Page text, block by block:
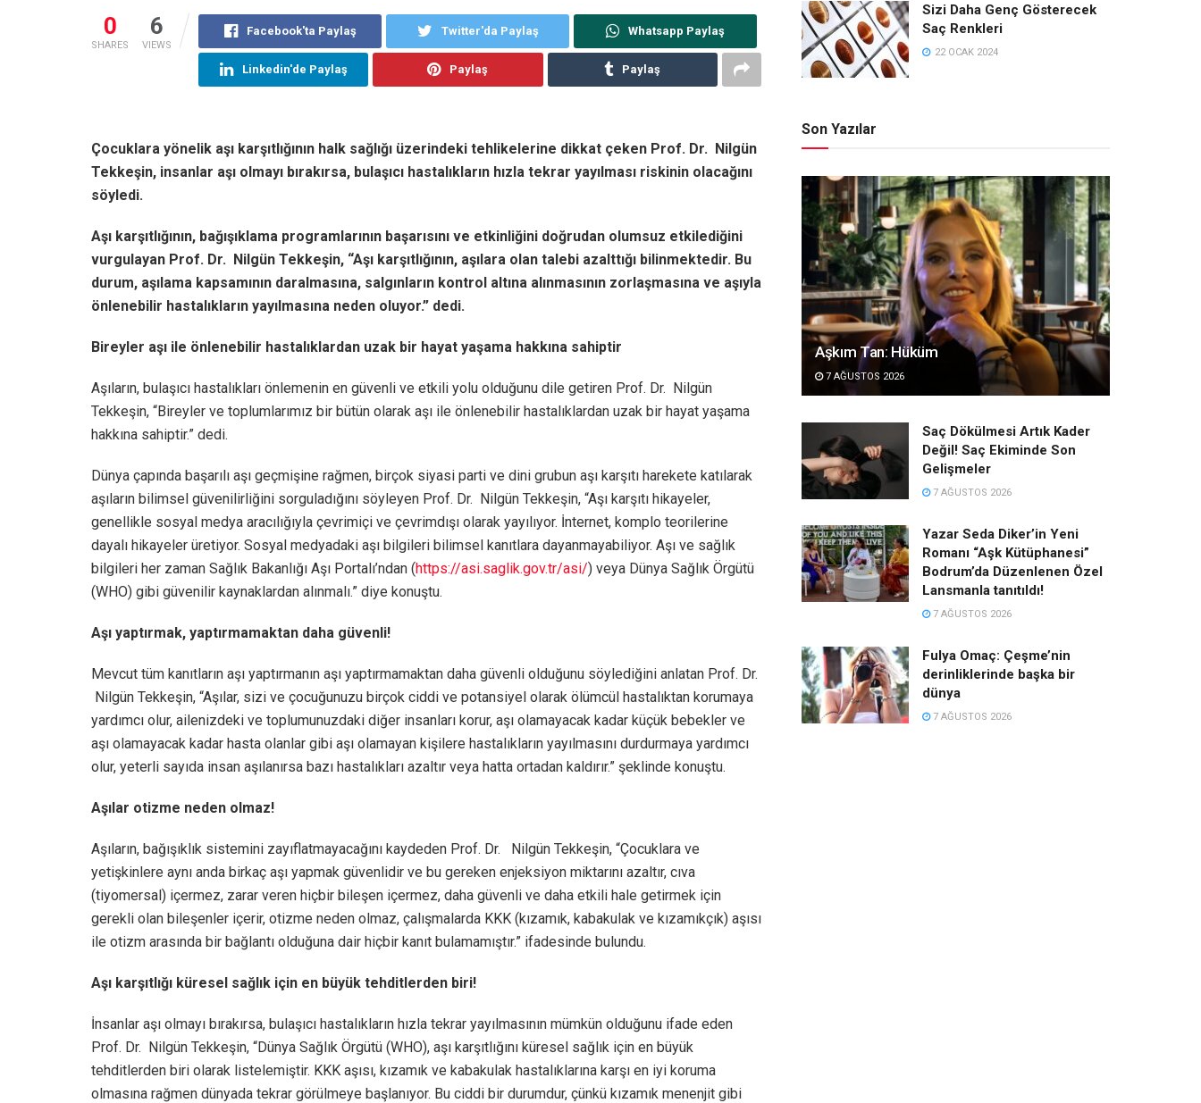
0
SHARES
6
VIEWS
Facebook'ta Paylaş Twitter'da Paylaş Whatsapp Paylaş
Linkedin'de Paylaş Paylaş Paylaş
Çocuklara yönelik aşı karşıtlığının halk sağlığı üzerindeki tehlikelerine dikkat çeken Prof. Dr. Nilgün
Tekkeşin, insanlar aşı olmayı bırakırsa, bulaşıcı hastalıkların hızla tekrar yayılması riskinin olacağını
söyledi.
Aşı karşıtlığının, bağışıklama programlarının başarısını ve etkinliğini doğrudan olumsuz etkilediğini
vurgulayan Prof. Dr. Nilgün Tekkeşin, “Aşı karşıtlığının, aşılara olan talebi azalttığı bilinmektedir. Bu
durum, aşılama kapsamının daralmasına, salgınların kontrol altına alınmasının zorlaşmasına ve aşıyla
önlenebilir hastalıkların yayılmasına neden oluyor.” dedi.
Bireyler aşı ile önlenebilir hastalıklardan uzak bir hayat yaşama hakkına sahiptir
Aşıların, bulaşıcı hastalıkları önlemenin en güvenli ve etkili yolu olduğunu dile getiren Prof. Dr. Nilgün
Tekkeşin, “Bireyler ve toplumlarımız bir bütün olarak aşı ile önlenebilir hastalıklardan uzak bir hayat yaşama
hakkına sahiptir.” dedi.
Dünya çapında başarılı aşı geçmişine rağmen, birçok siyasi parti ve dini grubun aşı karşıtı harekete katılarak
aşıların bilimsel güvenilirliğini sorguladığını söyleyen Prof. Dr. Nilgün Tekkeşin, “Aşı karşıtı hikayeler,
genellikle sosyal medya aracılığıyla çevrimiçi ve çevrimdışı olarak yayılıyor. İnternet, komplo teorilerine
dayalı hikayeler üretiyor. Sosyal medyadaki aşı bilgileri bilimsel kanıtlara dayanmayabiliyor. Aşı ve sağlık
bilgileri her zaman Sağlık Bakanlığı Aşı Portalı’ndan (https://asi.saglik.gov.tr/asi/) veya Dünya Sağlık Örgütü
(WHO) gibi güvenilir kaynaklardan alınmalı.” diye konuştu.
Aşı yaptırmak, yaptırmamaktan daha güvenli!
Mevcut tüm kanıtların aşı yaptırmanın aşı yaptırmamaktan daha güvenli olduğunu söylediğini anlatan Prof. Dr.
Nilgün Tekkeşin, “Aşılar, sizi ve çocuğunuzu birçok ciddi ve potansiyel olarak ölümcül hastalıktan korumaya
yardımcı olur, ailenizdeki ve toplumunuzdaki diğer insanları korur, aşı olamayacak kadar küçük bebekler ve
aşı olamayacak kadar hasta olanlar gibi aşı olamayan kişilere hastalıkların yayılmasını durdurmaya yardımcı
olur, yeterli sayıda insan aşılanırsa bazı hastalıkları azaltır veya hatta ortadan kaldırır.” şeklinde konuştu.
Aşılar otizme neden olmaz!
Aşıların, bağışıklık sistemini zayıflatmayacağını kaydeden Prof. Dr. Nilgün Tekkeşin, “Çocuklara ve
yetişkinlere aynı anda birkaç aşı yapmak güvenlidir ve bu gereken enjeksiyon miktarını azaltır, cıva
(tiyomersal) içermez, zarar veren hiçbir bileşen içermez, daha güvenli ve daha etkili hale getirmek için
gerekli olan bileşenler içerir, otizme neden olmaz, çalışmalarda KKK (kızamık, kabakulak ve kızamıkçık) aşısı
ile otizm arasında bir bağlantı olduğuna dair hiçbir kanıt bulamamıştır.” ifadesinde bulundu.
Aşı karşıtlığı küresel sağlık için en büyük tehditlerden biri!
İnsanlar aşı olmayı bırakırsa, bulaşıcı hastalıkların hızla tekrar yayılmasının mümkün olduğunu ifade eden
Prof. Dr. Nilgün Tekkeşin, “Dünya Sağlık Örgütü (WHO), aşı karşıtlığını küresel sağlık için en büyük
tehditlerden biri olarak listelemiştir. KKK aşısı, kızamık ve kabakulak hastalıklarına karşı en iyi koruma
olmasına rağmen dünyada tekrar görülmeye başlanıyor. Bu ciddi bir durumdur, çünkü kızamık menenjit gibi
Sizi Daha Genç Gösterecek
Saç Renkleri
22 OCAK 2024
Son Yazılar
Aşkım Tan: Hüküm
7 AĞUSTOS 2026
Saç Dökülmesi Artık Kader
Değil! Saç Ekiminde Son
Gelişmeler
7 AĞUSTOS 2026
Yazar Seda Diker’in Yeni
Romanı “Aşk Kütüphanesi”
Bodrum’da Düzenlenen Özel
Lansmanla tanıtıldı!
7 AĞUSTOS 2026
Fulya Omaç: Çeşme’nin
derinliklerinde başka bir
dünya
7 AĞUSTOS 2026